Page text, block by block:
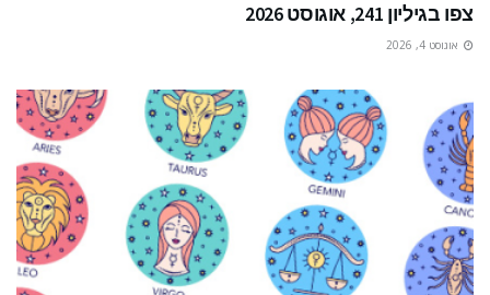
צפו בגיליון 241, אוגוסט 2026
אוגוסט 4, 2026